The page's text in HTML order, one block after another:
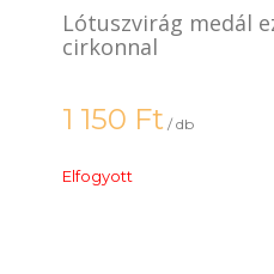
Lótuszvirág medál
cirkonnal
1 150 Ft / db
Elfogyott